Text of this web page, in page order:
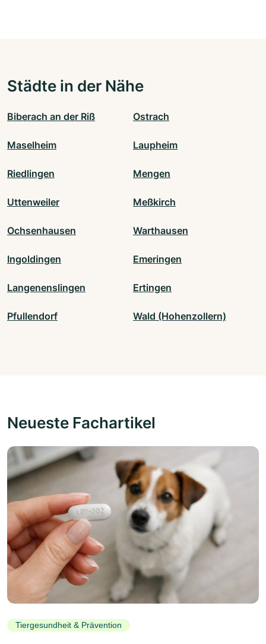
Städte in der Nähe
Biberach an der Riß Ostrach
Maselheim Laupheim
Riedlingen Mengen
Uttenweiler Meßkirch
Ochsenhausen Warthausen
Ingoldingen Emeringen
Langenenslingen Ertingen
Pfullendorf Wald (Hohenzollern)
Neueste Fachartikel
Tiergesundheit & Prävention